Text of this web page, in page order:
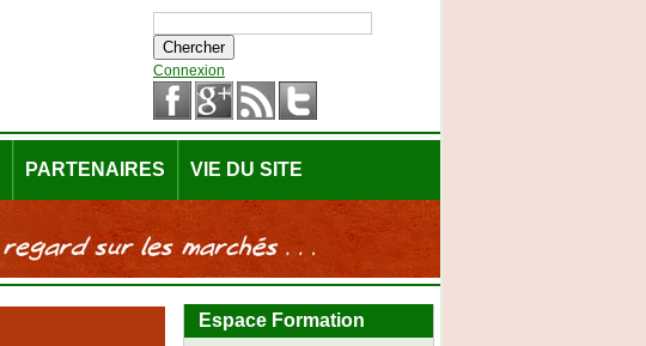
Connexion
PARTENAIRES VIE DU SITE
Espace Formation